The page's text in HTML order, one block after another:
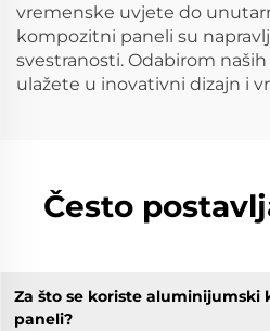
vremenske uvjete do
kompozitni paneli su
svestranosti. Odabirom
ulažete u inovativni dizajn i
Često
Za što se koriste aluminijumski
paneli?